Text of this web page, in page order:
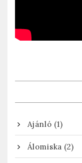
Ajánló (1)
Álomiska (2)